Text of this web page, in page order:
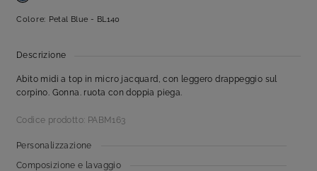
Colore: Petal Blue - BL140
Descrizione
Abito midi a top in micro jacquard, con leggero drappeggio sul
corpino. Gonna. ruota con doppia piega.
Codice prodotto: PABM163
Personalizzazione
Composizione e lavaggio